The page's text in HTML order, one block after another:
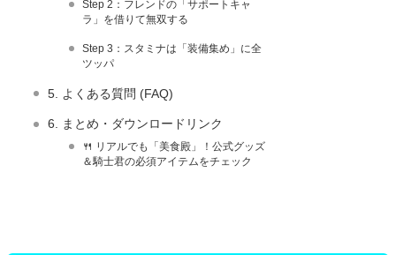
Step 2：フレンドの「サポートキャ
ラ」を借りて無双する
Step 3：スタミナは「装備集め」に全
ツッパ
5. よくある質問 (FAQ)
6. まとめ・ダウンロードリンク
🍴 リアルでも「美食殿」！公式グッズ
＆騎士君の必須アイテムをチェック